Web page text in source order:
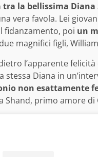
la bellissima Diana
vera favola. Lei
fidanzamento, poi un
magnifici figli,
l’apparente
stessa Diana in
non esattamente
Shand, primo amore